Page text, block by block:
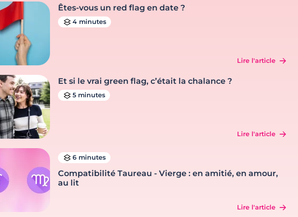
Êtes-vous un red flag en date ?
4 minutes
Lire l'article
Et si le vrai green flag, c’était la chalance ?
5 minutes
Lire l'article
6 minutes
Compatibilité Taureau - Vierge : en amitié, en amour,
au lit
Lire l'article